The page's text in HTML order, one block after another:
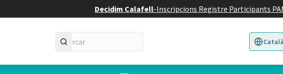
Decidim Calafell-Inscripcions Registre Participants
Català
Triar la